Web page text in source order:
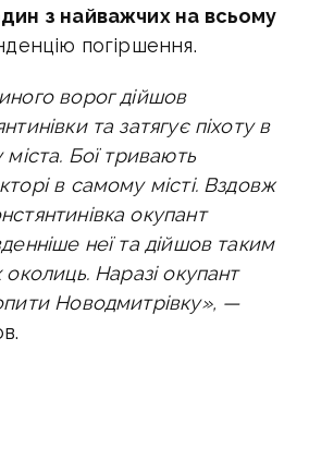
з найважчих на всьому
погіршення.
ворог дійшов
та затягує піхоту в
міста. Бої тривають
в самому місті. Вздовж
окупант
неї та дійшов таким
околиць. Наразі окупант
Новодмитрівку», —